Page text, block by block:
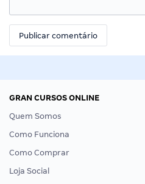
GRAN CURSOS ONLINE
Quem Somos
Como Funciona
Como Comprar
Loja Social